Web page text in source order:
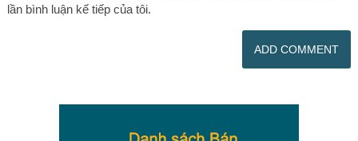
lần bình luận kế tiếp của tôi.